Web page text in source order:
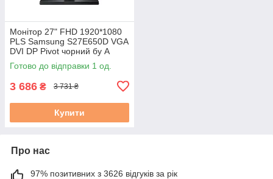
Монітор 27" FHD 1920*1080
PLS Samsung S27E650D VGA
DVI DP Pivot чорний бу А
Готово до відправки 1 од.
3 686 ₴ 3 731 ₴
Купити
Про нас
97% позитивних з 3626 відгуків за рік